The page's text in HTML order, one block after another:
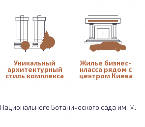
Уникальный
архитектурный
стиль комплекса
Жилье бизнес-
класса рядом с
центром Киева
Ботанического сада им. М.